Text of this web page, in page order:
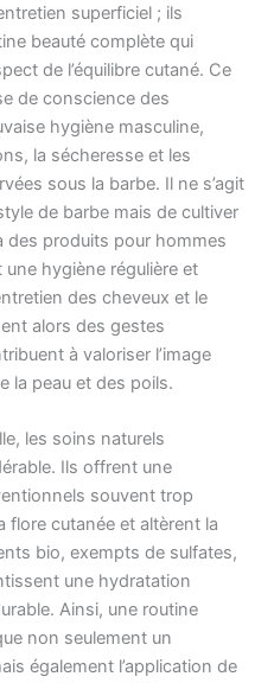
superficiel ; ils
beauté complète qui
de l’équilibre cutané. Ce
de conscience des
hygiène masculine,
la sécheresse et les
sous la barbe. Il ne s’agit
de barbe mais de cultiver
des produits pour hommes
hygiène régulière et
des cheveux et le
alors des gestes
à valoriser l’image
la peau et des poils.
les soins naturels
Ils offrent une
souvent trop
flore cutanée et altèrent la
bio, exempts de sulfates,
une hydratation
Ainsi, une routine
non seulement un
également l’application de